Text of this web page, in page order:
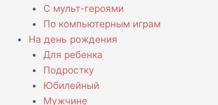
С мульт-героями
По компьютерным играм
На день рождения
Для ребенка
Подростку
Юбилейный
Мужчине